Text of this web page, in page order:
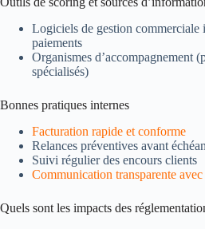
Logiciels de gestion commerciale
paiements
Organismes d’accompagnement
spécialisés)
Bonnes pratiques internes
Facturation rapide et conforme
Relances préventives avant
Suivi régulier des encours clients
Communication transparente
Quels sont les impacts des